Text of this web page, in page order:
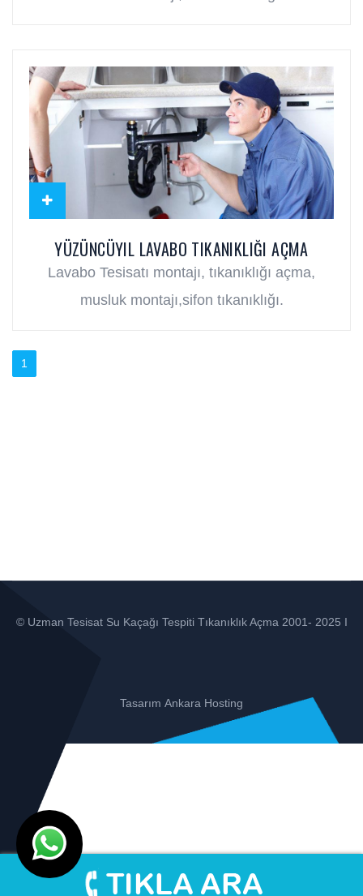
YÜZÜNCÜYIL LAVABO TIKANIKLIĞI AÇMA
Lavabo Tesisatı montajı, tıkanıklığı açma,
musluk montajı,sifon tıkanıklığı.
1
© Uzman Tesisat Su Kaçağı Tespiti Tıkanıklık Açma 2001- 2025 I
Tasarım Ankara Hosting